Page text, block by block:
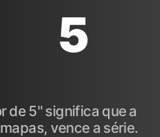
5
de 5" significa que a
vence a série.